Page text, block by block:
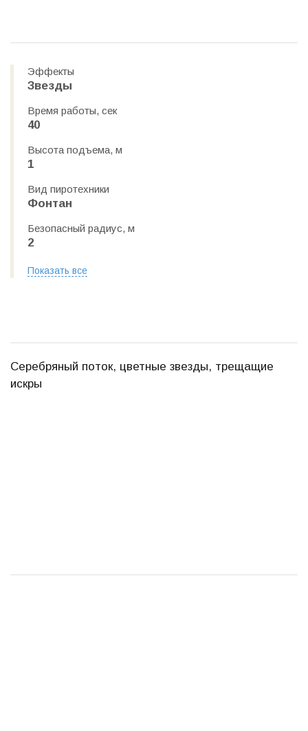
Эффекты
Звезды
Время работы, сек
40
Высота подъема, м
1
Вид пиротехники
Фонтан
Безопасный радиус, м
2
Показать все
Серебряный поток, цветные звезды, трещащие
искры